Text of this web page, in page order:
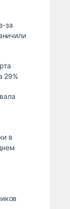
за
29%
в